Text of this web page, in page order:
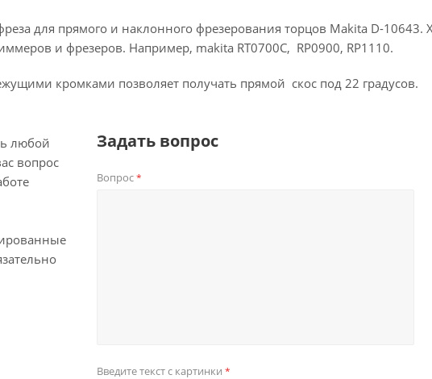
для прямого и наклонного фрезерования торцов Makita D-10643.
и фрезеров. Например, makita RT0700C, RP0900, RP1110.
кромками позволяет получать прямой скос под 22 градусов.
любой
вопрос
Задать вопрос
Вопрос*
Введите текст с картинки *